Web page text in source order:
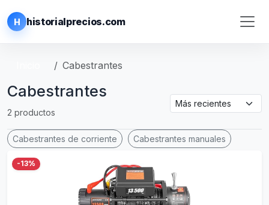
H historialprecios.com
Cabestrantes
Cabestrantes
2 productos
Cabestrantes de corriente Cabestrantes manuales
-13%